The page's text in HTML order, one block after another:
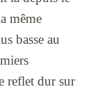
même
basse au
reflet dur sur